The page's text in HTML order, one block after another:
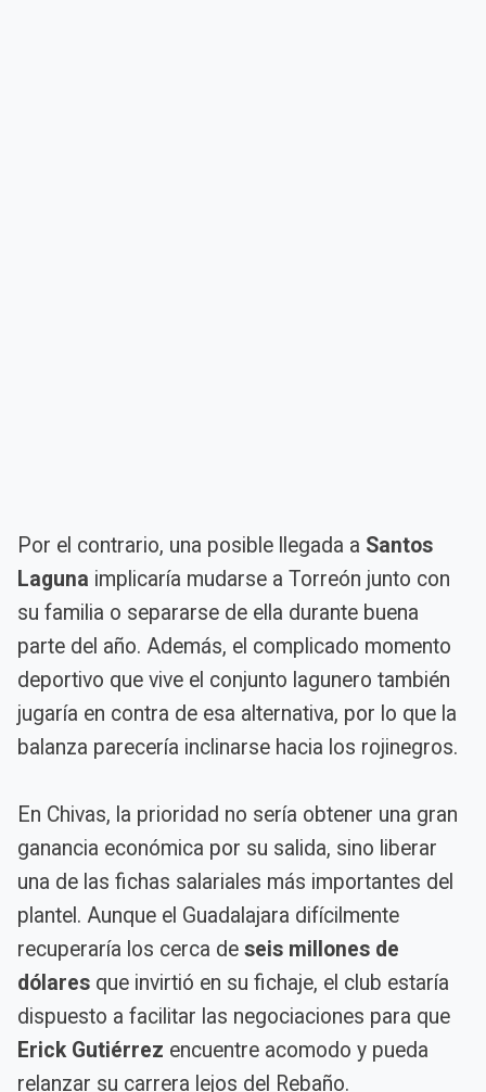
Por el contrario, una posible llegada a Santos
Laguna implicaría mudarse a Torreón junto con
su familia o separarse de ella durante buena
parte del año. Además, el complicado momento
deportivo que vive el conjunto lagunero también
jugaría en contra de esa alternativa, por lo que la
balanza parecería inclinarse hacia los rojinegros.
En Chivas, la prioridad no sería obtener una gran
ganancia económica por su salida, sino liberar
una de las fichas salariales más importantes del
plantel. Aunque el Guadalajara difícilmente
recuperaría los cerca de seis millones de
dólares que invirtió en su fichaje, el club estaría
dispuesto a facilitar las negociaciones para que
Erick Gutiérrez encuentre acomodo y pueda
relanzar su carrera lejos del Rebaño.